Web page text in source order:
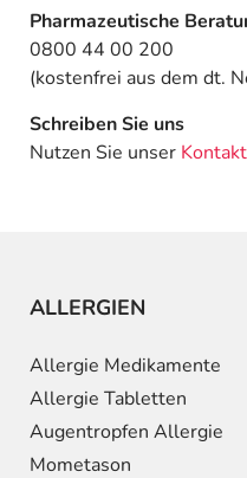
Pharmazeutische
0800 44 00 200
(kostenfrei aus dem dt.
Schreiben Sie uns
Nutzen Sie unser
ALLERGIEN
Allergie Medikamente
Allergie Tabletten
Augentropfen Allergie
Mometason